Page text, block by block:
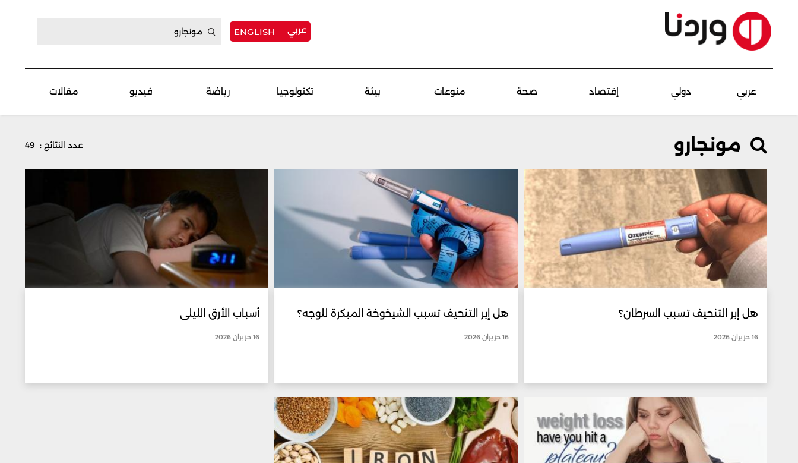
عربي ENGLISH
عربي دولي إقتصاد صحة منوعات بيئة تكنولوجيا رياضة فيديو مقالات
مونجارو عدد النتائج : 49
هل إبر التنحيف تسبب السرطان؟
16 حزيران 2026
هل إبر التنحيف تسبب الشيخوخة المبكرة للوجه؟
16 حزيران 2026
أسباب الأرق الليلي
16 حزيران 2026